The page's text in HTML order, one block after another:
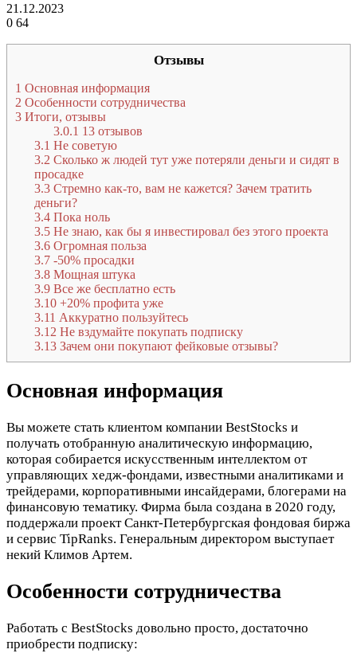
21.12.2023
0 64
Отзывы
1 Основная информация
2 Особенности сотрудничества
3 Итоги, отзывы
3.0.1 13 отзывов
3.1 Не советую
3.2 Сколько ж людей тут уже потеряли деньги и сидят в
просадке
3.3 Стремно как-то, вам не кажется? Зачем тратить
деньги?
3.4 Пока ноль
3.5 Не знаю, как бы я инвестировал без этого проекта
3.6 Огромная польза
3.7 -50% просадки
3.8 Мощная штука
3.9 Все же бесплатно есть
3.10 +20% профита уже
3.11 Аккуратно пользуйтесь
3.12 Не вздумайте покупать подписку
3.13 Зачем они покупают фейковые отзывы?
Основная информация
Вы можете стать клиентом компании BestStocks и
получать отобранную аналитическую информацию,
которая собирается искусственным интеллектом от
управляющих хедж-фондами, известными аналитиками и
трейдерами, корпоративными инсайдерами, блогерами на
финансовую тематику. Фирма была создана в 2020 году,
поддержали проект Санкт-Петербургская фондовая биржа
и сервис TipRanks. Генеральным директором выступает
некий Климов Артем.
Особенности сотрудничества
Работать с BestStocks довольно просто, достаточно
приобрести подписку: